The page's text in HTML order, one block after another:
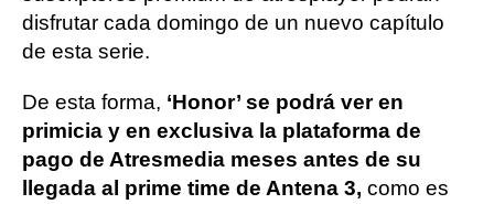
disfrutar cada domingo de un nuevo capítulo
de esta serie.
De esta forma, ‘Honor’ se podrá ver en
primicia y en exclusiva la plataforma de
pago de Atresmedia meses antes de su
llegada al prime time de Antena 3, como es